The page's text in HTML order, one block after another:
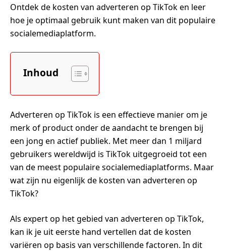
Ontdek de kosten van adverteren op TikTok en leer
hoe je optimaal gebruik kunt maken van dit populaire
socialemediaplatform.
Inhoud
Adverteren op TikTok is een effectieve manier om je
merk of product onder de aandacht te brengen bij
een jong en actief publiek. Met meer dan 1 miljard
gebruikers wereldwijd is TikTok uitgegroeid tot een
van de meest populaire socialemediaplatforms. Maar
wat zijn nu eigenlijk de kosten van adverteren op
TikTok?
Als expert op het gebied van adverteren op TikTok,
kan ik je uit eerste hand vertellen dat de kosten
variëren op basis van verschillende factoren. In dit